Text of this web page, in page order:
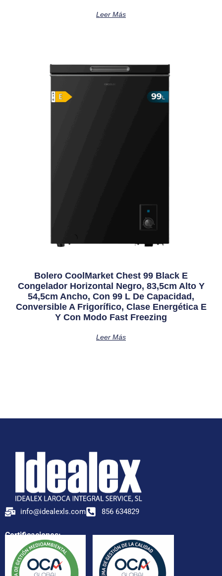
Leer Más
Bolero CoolMarket Chest 99 Black E
Congelador Horizontal Negro, 83,5cm Alto Y
54,5cm Ancho, Con 99 L De Capacidad,
Conversible A Frigorífico, Clase Energética E
Y Con Modo Fast Freezing
Leer Más
info@idealexls.com 856 634829
Certificaciones: